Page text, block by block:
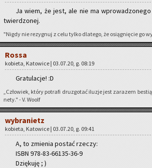
Ja wiem, że jest, ale nie ma
twier­dzo­nej.
"Nigdy nie re­zy­gnuj z celu tylko dla­te­go, że osią­gnię­cie go
Rossa
ko­bie­ta, Ka­to­wi­ce | 03.07.20, g. 08:19
Gra­tu­la­cje! :D
„‬Czło­wiek, który po­tra­fi dru­zgo­tać ilu­zje jest za­ra­zem
ne­ty." - V. Woolf
wy­bra­nietz
ko­bie­ta, Ka­to­wi­ce | 03.07.20, g. 09:41
A, to zmie­nia po­stać rze­czy:
ISBN 978-83-66135-36-9
Dzię­ku­ję ; )